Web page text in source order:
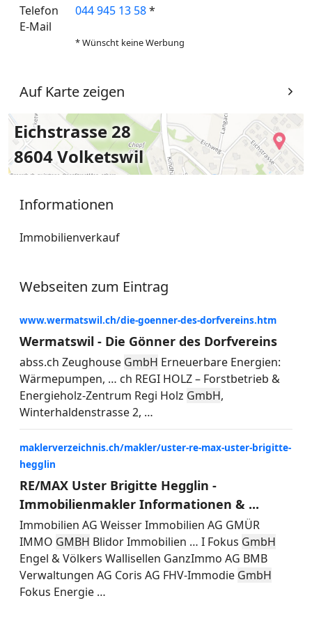
Telefon 044 945 13 58*
E-Mail
* Wünscht keine Werbung
Auf Karte zeigen
Eichstrasse 28
8604 Volketswil
Informationen
Immobilienverkauf
Webseiten zum Eintrag
www.wermatswil.ch/die-goenner-des-dorfvereins.htm
Wermatswil - Die Gönner des Dorfvereins
abss.ch Zeughouse GmbH Erneuerbare Energien:
Wärmepumpen, … ch REGI HOLZ – Forstbetrieb &
Energieholz-Zentrum Regi Holz GmbH,
Winterhaldenstrasse 2, …
maklerverzeichnis.ch/makler/uster-re-max-uster-brigitte-
hegglin
RE/MAX Uster Brigitte Hegglin -
Immobilienmakler Informationen & ...
Immobilien AG Weisser Immobilien AG GMÜR
IMMO GMBH Blidor Immobilien … I Fokus GmbH
Engel & Völkers Wallisellen GanzImmo AG BMB
Verwaltungen AG Coris AG FHV-Immodie GmbH
Fokus Energie …